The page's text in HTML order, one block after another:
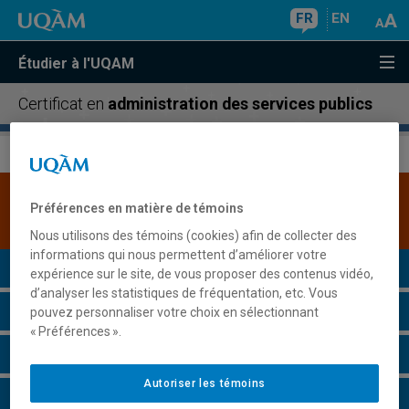
FR EN
Étudier à l'UQAM
Certificat en administration des services publics
Une version plus récente de ce programme est
Présentation du programme
Conditions d'admission
Grille de cheminement
Préférences en matière de témoins
Nous utilisons des témoins (cookies) afin de collecter des
informations qui nous permettent d’améliorer votre
expérience sur le site, de vous proposer des contenus vidéo,
d’analyser les statistiques de fréquentation, etc. Vous
pouvez personnaliser votre choix en sélectionnant
« Préférences ».
Autoriser les témoins